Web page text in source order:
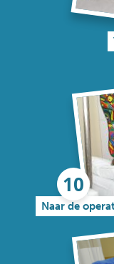
Naar de